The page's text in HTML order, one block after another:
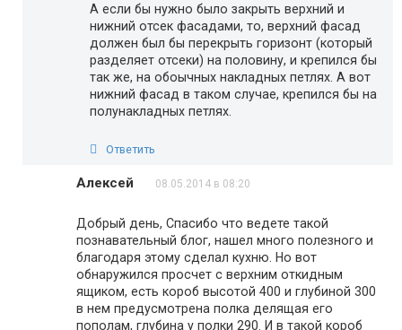
А если бы нужно было закрыть верхний и
нижний отсек фасадами, то, верхний фасад
должен был бы перекрыть горизонт (который
разделяет отсеки) на половину, и крепился бы
так же, на обоычных накладных петлях. А вот
нижний фасад в таком случае, крепился бы на
полунакладных петлях.
Ответить
Алексей 08.05.2014 в 08:20
Добрый день, Спасибо что ведете такой
познавательный блог, нашел много полезного и
благодаря этому сделал кухню. Но вот
обнаружился просчет с верхним откидным
ящиком, есть короб высотой 400 и глубиной 300
в нем предусмотрена полка делящая его
пополам, глубина у полки 290. И в такой короб